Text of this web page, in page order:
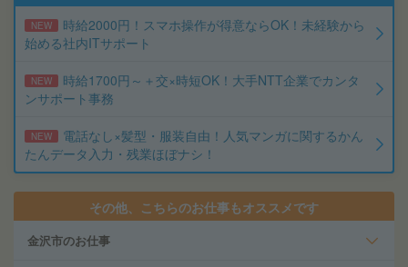
NEW
時給2000円！スマホ操作が得意ならOK！未経験から
始める社内ITサポート
NEW
時給1700円～＋交×時短OK！大手NTT企業でカンタ
ンサポート事務
NEW
電話なし×髪型・服装自由！人気マンガに関するかん
たんデータ入力・残業ほぼナシ！
その他、こちらのお仕事もオススメです
金沢市のお仕事